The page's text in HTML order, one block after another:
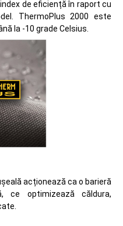
de eficiență în raport cu
ThermoPlus 2000 este
la -10 grade Celsius.
acționează ca o barieră
ce optimizează căldura,